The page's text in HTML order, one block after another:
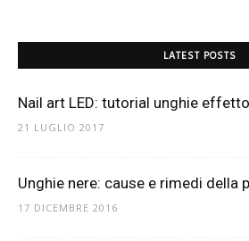
LATEST POSTS
Nail art LED: tutorial unghie
21 LUGLIO 2017
Unghie nere: cause e rimedi della
17 DICEMBRE 2016